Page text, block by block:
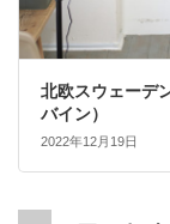
北欧スウェーデ
バイン）
2022年12月19日